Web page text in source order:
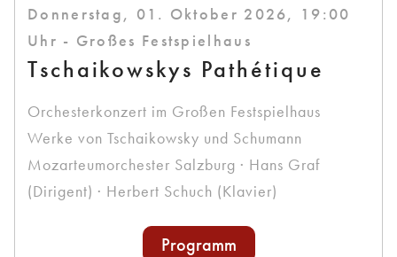
Donnerstag, 01. Oktober 2026, 19:00
Uhr - Großes Festspielhaus
Tschaikowskys Pathétique
Orchesterkonzert im Großen Festspielhaus
Werke von Tschaikowsky und Schumann
Mozarteumorchester Salzburg · Hans Graf
(Dirigent) · Herbert Schuch (Klavier)
Programm